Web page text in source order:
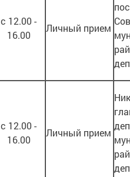
с 12.00 -
16.00
Личный прием
с 12.00 -
16.00
Личный прием